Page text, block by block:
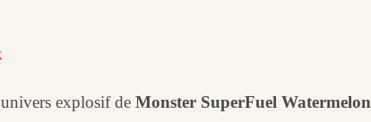
explosif de Monster SuperFuel Watermelon